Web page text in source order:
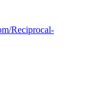
Reciprocal-